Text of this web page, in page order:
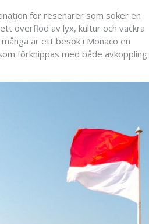
för resenärer som söker en
överflöd av lyx, kultur och vackra
är ett besök i Monaco en
förknippas med både avkoppling